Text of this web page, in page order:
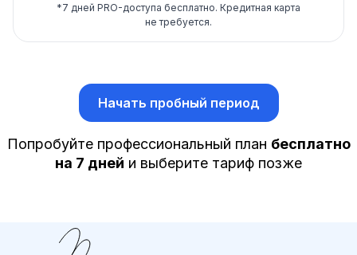
*7 дней PRO-доступа бесплатно. Кредитная карта
не требуется.
Начать пробный период
Попробуйте профессиональный план бесплатно
на 7 дней и выберите тариф позже